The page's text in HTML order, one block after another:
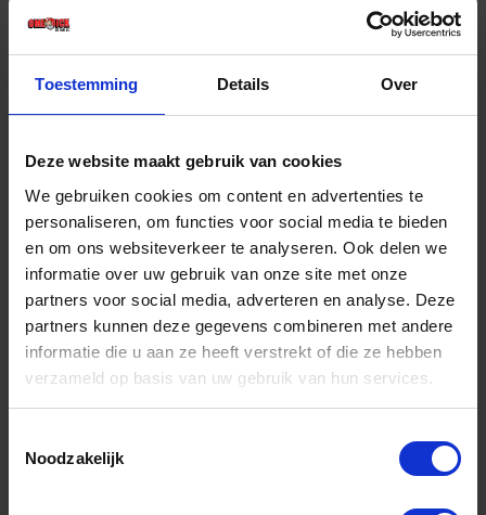
Toestemming Details Over
Deze website maakt gebruik van cookies
We gebruiken cookies om content en advertenties te
personaliseren, om functies voor social media te bieden
en om ons websiteverkeer te analyseren. Ook delen we
informatie over uw gebruik van onze site met onze
partners voor social media, adverteren en analyse. Deze
partners kunnen deze gegevens combineren met andere
informatie die u aan ze heeft verstrekt of die ze hebben
verzameld op basis van uw gebruik van hun services.
Noodzakelijk
€ 11,64 incl. BTW
-
Bestel nu!